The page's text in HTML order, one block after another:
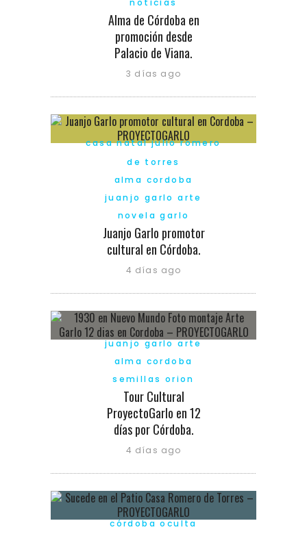
Alma de Córdoba en
promoción desde
Palacio de Viana.
3 días ago
casa natal julio romero
de torres
alma cordoba
juanjo garlo arte
novela garlo
Juanjo Garlo promotor
cultural en Córdoba.
4 días ago
juanjo garlo arte
alma cordoba
semillas orion
Tour Cultural
ProyectoGarlo en 12
días por Córdoba.
4 días ago
córdoba oculta